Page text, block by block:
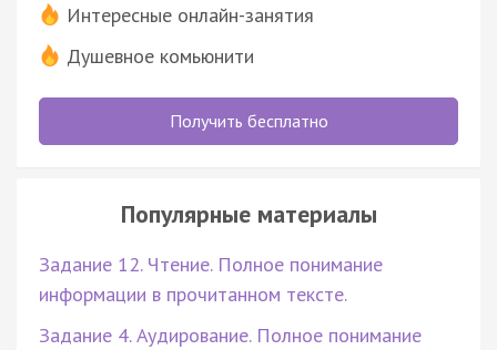
Интересные онлайн-занятия
Душевное комьюнити
Получить бесплатно
Популярные материалы
Задание 12. Чтение. Полное понимание
информации в прочитанном тексте.
Задание 4. Аудирование. Полное понимание